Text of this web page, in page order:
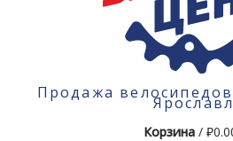
Продажа
Корзина /₽